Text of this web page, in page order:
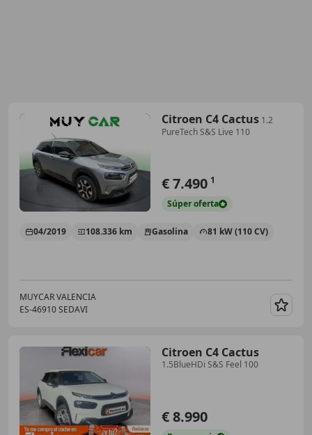
Citroen C4 Cactus 1.2
PureTech S&S Live 110
€ 7.490 1
Súperoferta
04/2019 108.336 km Gasolina 81 kW (110 CV)
MUYCAR VALENCIA
ES-46910 SEDAVI
Citroen C4 Cactus
1.5BlueHDi S&S Feel 100
€ 8.990